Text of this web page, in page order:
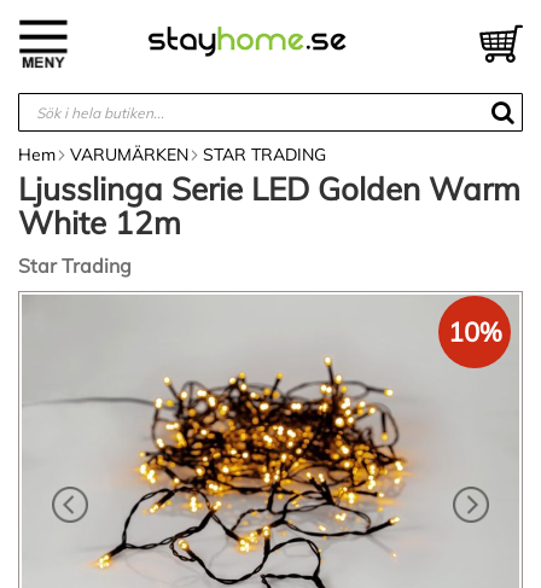
innehållet
Hem VARUMÄRKEN STAR TRADING
Ljusslinga Serie LED Golden Warm
White 12m
Star Trading
bildgalleriet
10%